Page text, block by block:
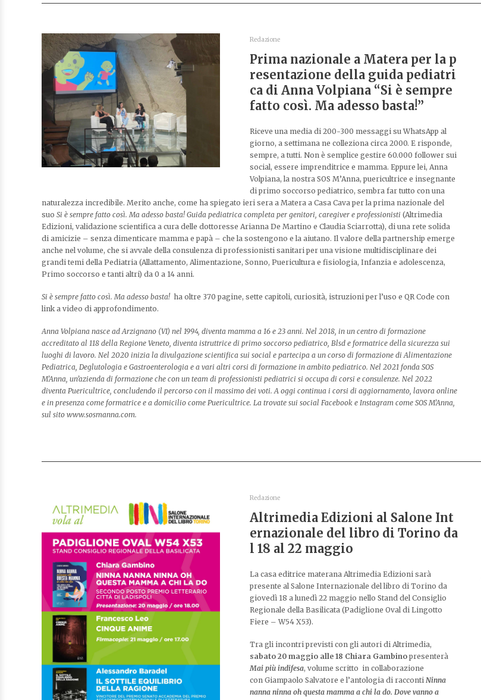
Redazione
Prima nazionale a Matera per la p
resentazione della guida pediatri
ca di Anna Volpiana “Si è sempre
fatto così. Ma adesso basta!”
Riceve una media di 200-300 messaggi su WhatsApp al
giorno, a settimana ne colleziona circa 2000. E risponde,
sempre, a tutti. Non è semplice gestire 60.000 follower sui
social, essere imprenditrice e mamma. Eppure lei, Anna
Volpiana, la nostra SOS M’Anna, puericultrice e insegnante
di primo soccorso pediatrico, sembra far tutto con una
naturalezza incredibile. Merito anche, come ha spiegato ieri sera a Matera a Casa Cava per la prima nazionale del
suo Si è sempre fatto così. Ma adesso basta! Guida pediatrica completa per genitori, caregiver e professionisti (Altrimedia
Edizioni, validazione scientifica a cura delle dottoresse Arianna De Martino e Claudia Sciarrotta), di una rete solida
di amicizie – senza dimenticare mamma e papà – che la sostengono e la aiutano. Il valore della partnership emerge
anche nel volume, che si avvale della consulenza di professionisti sanitari per una visione multidisciplinare dei
grandi temi della Pediatria (Allattamento, Alimentazione, Sonno, Puericultura e fisiologia, Infanzia e adolescenza,
Primo soccorso e tanti altri) da 0 a 14 anni.
Si è sempre fatto così. Ma adesso basta! ha oltre 370 pagine, sette capitoli, curiosità, istruzioni per l’uso e QR Code con
link a video di approfondimento.
Anna Volpiana nasce ad Arzignano (VI) nel 1994, diventa mamma a 16 e 23 anni. Nel 2018, in un centro di formazione
accreditato al 118 della Regione Veneto, diventa istruttrice di primo soccorso pediatrico, Blsd e formatrice della sicurezza sui
luoghi di lavoro. Nel 2020 inizia la divulgazione scientifica sui social e partecipa a un corso di formazione di Alimentazione
Pediatrica, Deglutologia e Gastroenterologia e a vari altri corsi di formazione in ambito pediatrico. Nel 2021 fonda SOS
M’Anna, un’azienda di formazione che con un team di professionisti pediatrici si occupa di corsi e consulenze. Nel 2022
diventa Puericultrice, concludendo il percorso con il massimo dei voti. A oggi continua i corsi di aggiornamento, lavora online
e in presenza come formatrice e a domicilio come Puericultrice. La trovate sui social Facebook e Instagram come SOS M’Anna,
sul sito www.sosmanna.com.
Redazione
Altrimedia Edizioni al Salone Int
ernazionale del libro di Torino da
l 18 al 22 maggio
La casa editrice materana Altrimedia Edizioni sarà
presente al Salone Internazionale del libro di Torino da
giovedì 18 a lunedì 22 maggio nello Stand del Consiglio
Regionale della Basilicata (Padiglione Oval di Lingotto
Fiere – W54 X53).
Tra gli incontri previsti con gli autori di Altrimedia,
sabato 20 maggio alle 18 Chiara Gambino presenterà
Mai più indifesa, volume scritto in collaborazione
con Giampaolo Salvatore e l’antologia di racconti Ninna
nanna ninna oh questa mamma a chi la do. Dove vanno a